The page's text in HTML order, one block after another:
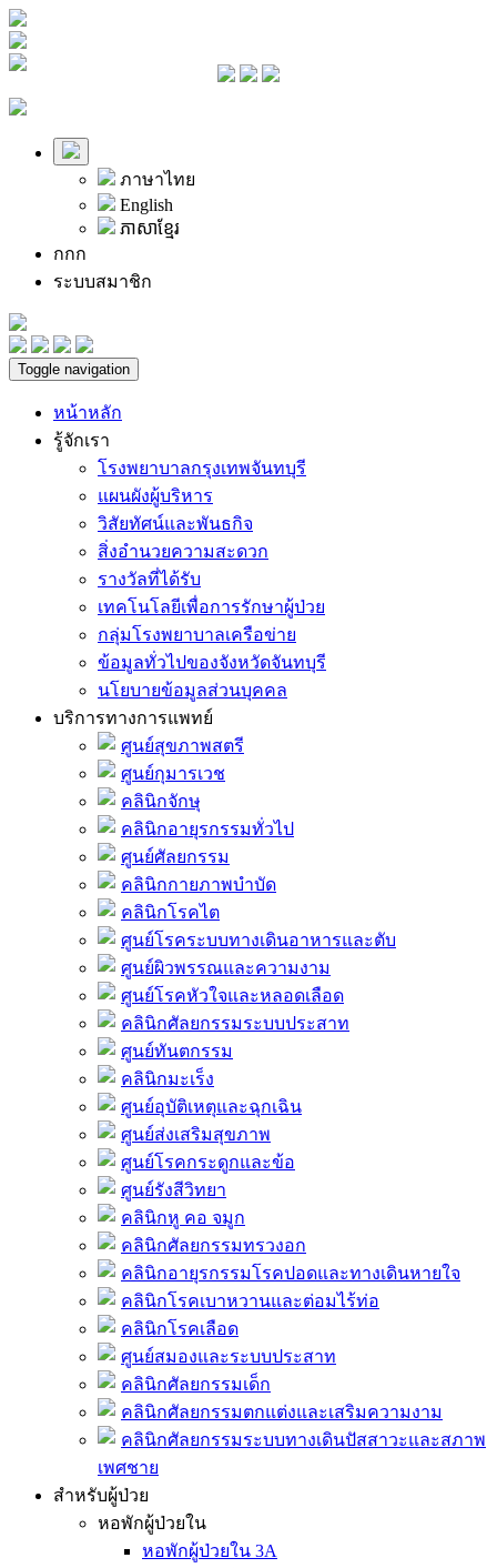
ภาษาไทย
English
ភាសាខ្មែរ
กกก
ระบบสมาชิก
Toggle navigation
หน้าหลัก
รู้จักเรา
โรงพยาบาลกรุงเทพจันทบุรี
แผนผังผู้บริหาร
วิสัยทัศน์และพันธกิจ
สิ่งอำนวยความสะดวก
รางวัลที่ได้รับ
เทคโนโลยีเพื่อการรักษาผู้ป่วย
กลุ่มโรงพยาบาลเครือข่าย
ข้อมูลทั่วไปของจังหวัดจันทบุรี
นโยบายข้อมูลส่วนบุคคล
บริการทางการแพทย์
ศูนย์สุขภาพสตรี
ศูนย์กุมารเวช
คลินิกจักษุ
คลินิกอายุรกรรมทั่วไป
ศูนย์ศัลยกรรม
คลินิกกายภาพบำบัด
คลินิกโรคไต
ศูนย์โรคระบบทางเดินอาหารและตับ
ศูนย์ผิวพรรณและความงาม
ศูนย์โรคหัวใจและหลอดเลือด
คลินิกศัลยกรรมระบบประสาท
ศูนย์ทันตกรรม
คลินิกมะเร็ง
ศูนย์อุบัติเหตุและฉุกเฉิน
ศูนย์ส่งเสริมสุขภาพ
ศูนย์โรคกระดูกและข้อ
ศูนย์รังสีวิทยา
คลินิกหู คอ จมูก
คลินิกศัลยกรรมทรวงอก
คลินิกอายุรกรรมโรคปอดและทางเดินหายใจ
คลินิกโรคเบาหวานและต่อมไร้ท่อ
คลินิกโรคเลือด
ศูนย์สมองและระบบประสาท
คลินิกศัลยกรรมเด็ก
คลินิกศัลยกรรมตกแต่งและเสริมความงาม
คลินิกศัลยกรรมระบบทางเดินปัสสาวะและสภาพ
เพศชาย
สำหรับผู้ป่วย
หอพักผู้ป่วยใน
หอพักผู้ป่วยใน 3A